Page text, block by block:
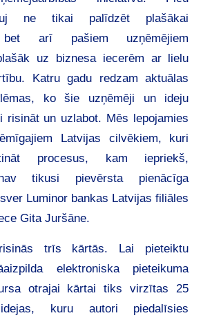
ne tikai palīdzēt plašākai
bet arī pašiem uzņēmējiem
uz biznesa iecerēm ar lielu
Katru gadu redzam aktuālas
ko šie uzņēmēji un ideju
risināt un uzlabot. Mēs lepojamies
Latvijas cilvēkiem, kuri
procesus, kam iepriekš,
tikusi pievērsta pienācīga
Luminor bankas Latvijas filiāles
Gita Juršāne.
trīs kārtās. Lai pieteiktu
elektroniska pieteikuma
otrajai kārtai tiks virzītas 25
kuru autori piedalīsies